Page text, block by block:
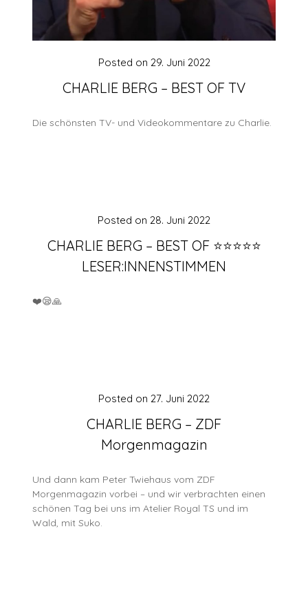
CHARLIE BERG – BEST OF TV
Posted on 29. Juni 2022
Die schönsten TV- und Videokommentare zu Charlie.
CHARLIE BERG – BEST OF ⭐️⭐️⭐️⭐️⭐️
LESER:INNENSTIMMEN
Posted on 28. Juni 2022
❤️😪🙏
CHARLIE BERG – ZDF
Morgenmagazin
Posted on 27. Juni 2022
Und dann kam Peter Twiehaus vom ZDF
Morgenmagazin vorbei – und wir verbrachten einen
schönen Tag bei uns im Atelier Royal TS und im
Wald, mit Suko.